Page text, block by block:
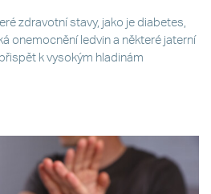
zdravotní stavy, jako je diabetes,
onemocnění ledvin a některé jaterní
k vysokým hladinám